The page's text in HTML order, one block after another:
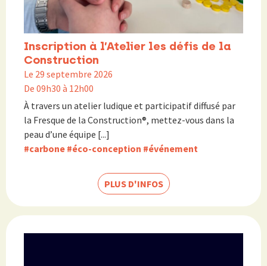
Inscription à l’Atelier les défis de la
Construction
Le 29 septembre 2026
De 09h30 à 12h00
À travers un atelier ludique et participatif diffusé par
la Fresque de la Construction®, mettez-vous dans la
peau d’une équipe [...]
#carbone #éco-conception #événement
PLUS D'INFOS